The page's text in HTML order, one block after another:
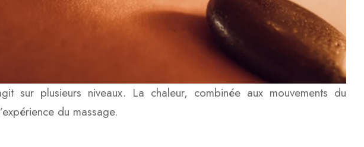
sur plusieurs niveaux. La chaleur, combinée aux mouvements du
du massage.